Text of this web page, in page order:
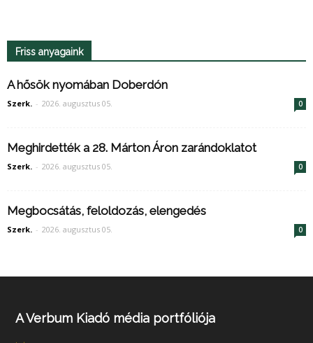
Friss anyagaink
A hősök nyomában Doberdón
Szerk. - 2026. augusztus 05. 0
Meghirdették a 28. Márton Áron zarándoklatot
Szerk. - 2026. augusztus 05. 0
Megbocsátás, feloldozás, elengedés
Szerk. - 2026. augusztus 05. 0
A Verbum Kiadó média portfóliója